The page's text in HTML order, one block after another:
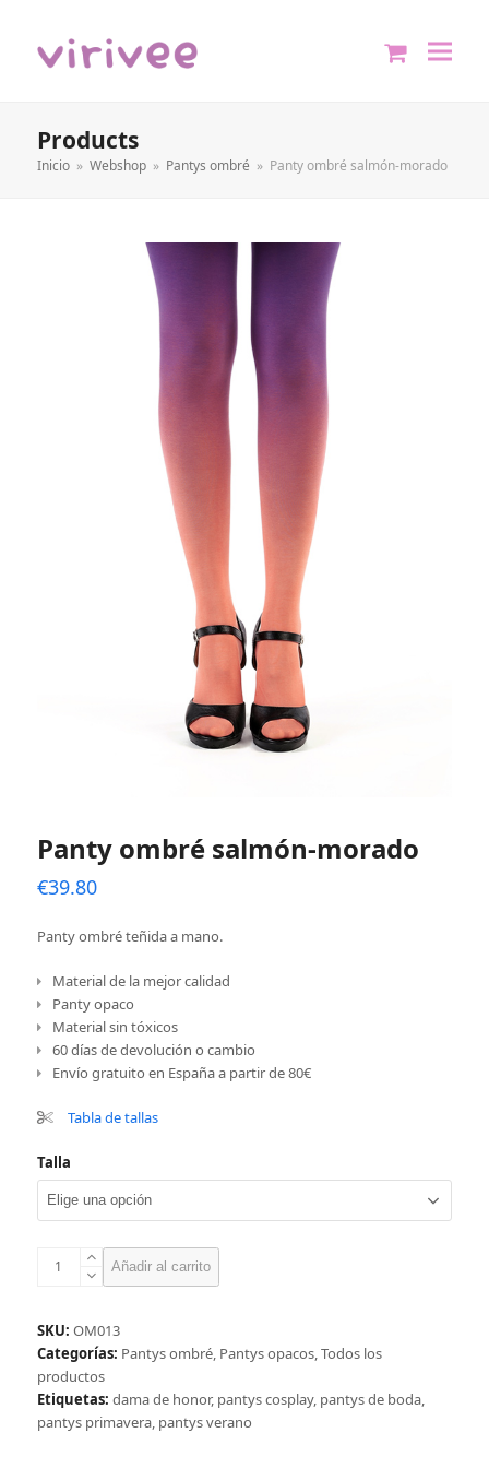
Products
Inicio » Webshop » Pantys ombré » Panty ombré salmón-morado
Panty ombré salmón-morado
€39.80
Panty ombré teñida a mano.
Material de la mejor calidad
Panty opaco
Material sin tóxicos
60 días de devolución o cambio
Envío gratuito en España a partir de 80€
Tabla de tallas
Talla
Panty
morado
cantidad
Añadir al carrito
SKU: OM013
Categorías: Pantys ombré, Pantys opacos,Todos los
productos
Etiquetas: dama de honor, pantys cosplay, pantys de boda,
pantys primavera, pantys verano